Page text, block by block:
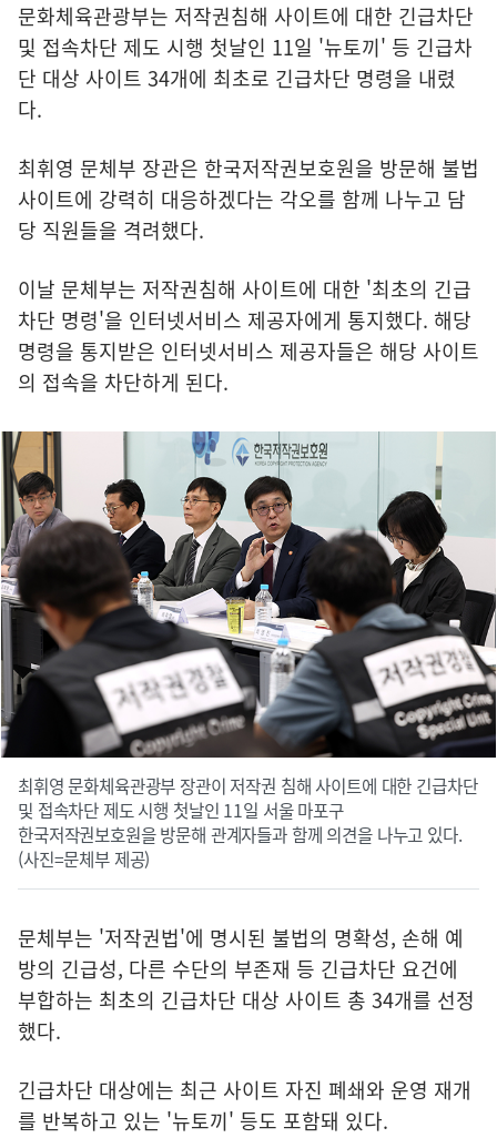
문화체육관광부는 저작권침해 사이트에 대한 긴급차단
및 접속차단 제도 시행 첫날인 11일 '뉴토끼' 등 긴급차
단 대상 사이트 34개에 최초로 긴급차단 명령을 내렸
다.
최휘영 문체부 장관은 한국저작권보호원을 방문해 불법
사이트에 강력히 대응하겠다는 각오를 함께 나누고 담
당 직원들을 격려했다.
이날 문체부는 저작권침해 사이트에 대한 '최초의 긴급
차단 명령'을 인터넷서비스 제공자에게 통지했다. 해당
명령을 통지받은 인터넷서비스 제공자들은 해당 사이트
의 접속을 차단하게 된다.
최휘영 문화체육관광부 장관이 저작권 침해 사이트에 대한 긴급차단
및 접속차단 제도 시행 첫날인 11일 서울 마포구
한국저작권보호원을 방문해 관계자들과 함께 의견을 나누고 있다.
(사진=문체부 제공)
문체부는 '저작권법'에 명시된 불법의 명확성, 손해 예
방의 긴급성, 다른 수단의 부존재 등 긴급차단 요건에
부합하는 최초의 긴급차단 대상 사이트 총 34개를 선정
했다.
긴급차단 대상에는 최근 사이트 자진 폐쇄와 운영 재개
를 반복하고 있는 '뉴토끼' 등도 포함돼 있다.